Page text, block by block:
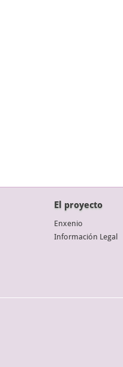
El proyecto
Enxenio
Información Legal